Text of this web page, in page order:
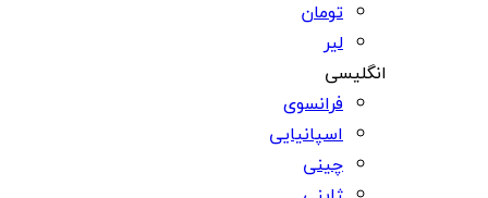
تومان
لیر
انگلیسی
فرانسوی
اسپانیایی
چینی